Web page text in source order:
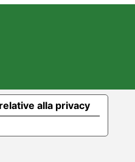
alla privacy